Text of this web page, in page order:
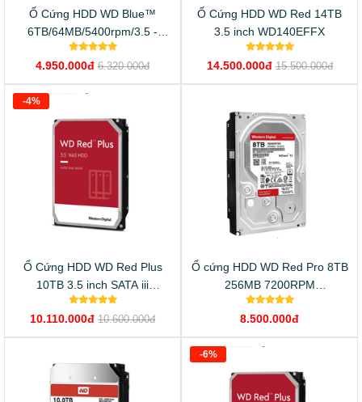
Ổ Cứng HDD WD Blue™
6TB/64MB/5400rpm/3.5 -
WD60EZRZ
4.950.000đ 6.320.000đ
Ổ Cứng HDD WD Red 14TB
3.5 inch WD140EFFX
14.500.000đ 15.500.000đ
Ổ Cứng HDD WD Red Plus
10TB 3.5 inch SATA iii
WD101EFBX
10.110.000đ 10.600.000đ
-4%
Ổ cứng HDD WD Red Pro 8TB
256MB 7200RPM
WD8003FFBX
8.500.000đ
-6%